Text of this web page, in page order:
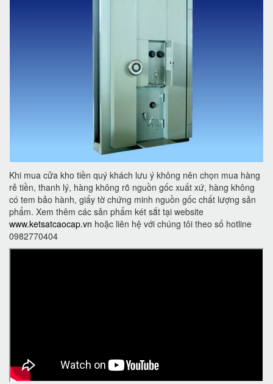
Khi mua cửa kho tiền quý khách lưu ý không nên chọn mua hàng
rẻ tiền, thanh lý, hàng không rõ nguồn gốc xuất xứ, hàng không
có tem bảo hành, giấy tờ chứng minh nguồn gốc chất lượng sản
phẩm. Xem thêm các sản phẩm két sắt tại website
www.ketsatcaocap.vn hoặc liên hệ với chúng tôi theo số hotline
0982770404